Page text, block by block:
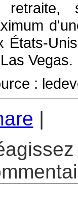
retraite,
États-
Vegas.
:
|